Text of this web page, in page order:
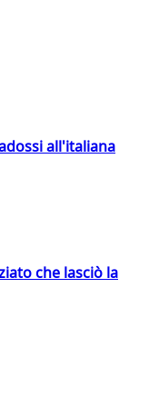
all'italiana
che lasciò la